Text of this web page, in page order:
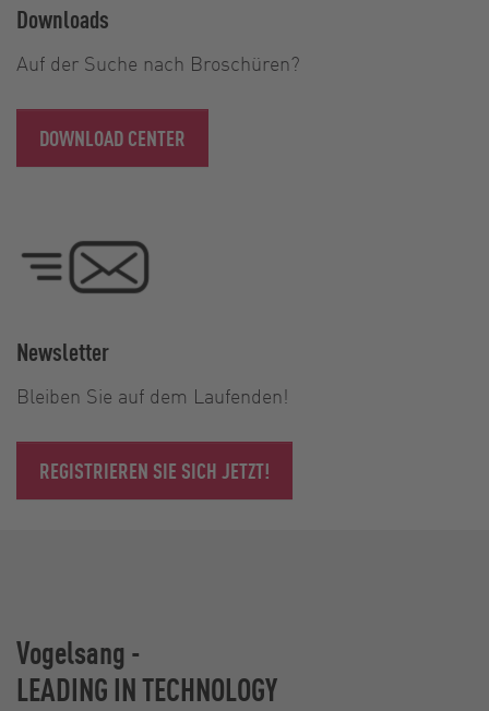
Downloads
Auf der Suche nach Broschüren?
DOWNLOAD CENTER
Newsletter
Bleiben Sie auf dem Laufenden!
REGISTRIEREN SIE SICH JETZT!
Vogelsang -
LEADING IN TECHNOLOGY